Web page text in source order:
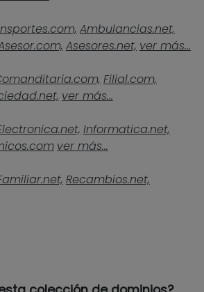
Ambulancias.net,
Asesores.net, ver más...
Filial.com,
ver más...
Informatica.net,
ver más...
Recambios.net,